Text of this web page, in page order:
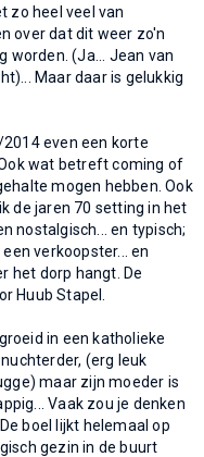
zo heel veel van
over dat dit weer zo'n
worden. (Ja... Jean van
Maar daar is gelukkig
even een korte
wat betreft coming of
mogen hebben. Ook
de jaren 70 setting in het
nostalgisch... en typisch;
verkoopster... en
het dorp hangt. De
Huub Stapel.
in een katholieke
(erg leuk
maar zijn moeder is
Vaak zou je denken
De boel lijkt helemaal op
gezin in de buurt